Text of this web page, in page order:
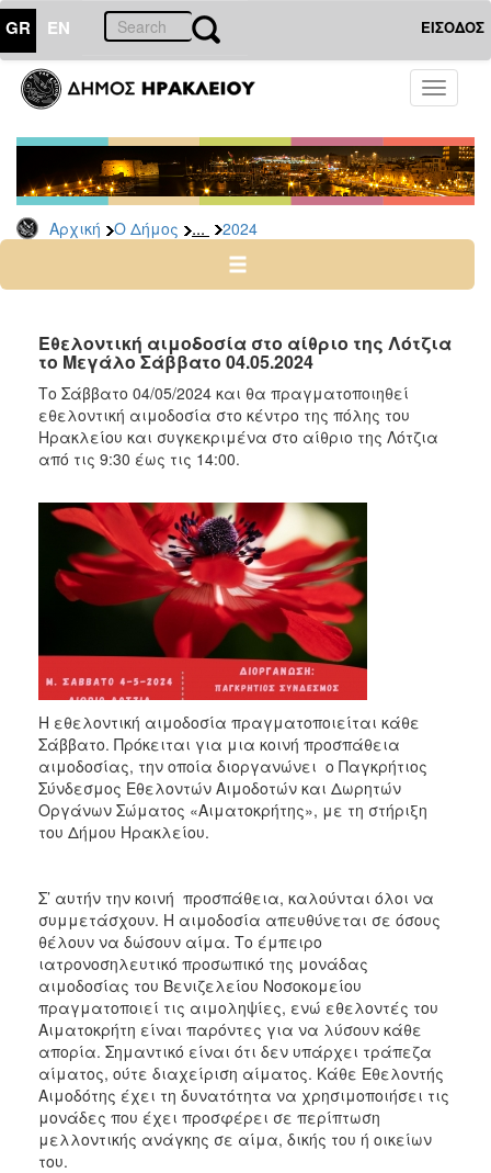
GR EN ΕΙΣΟΔΟΣ
Toggle
Αρχική Ο Δήμος ... 2024
ΔΗΜΟΣ
Δελτία
Τύπου
Αρχείο
2026
2024
2022
2021
2020
2019
2017
2016
2012
2011
2010
2006
ΠΟΛΙΤΙΣΜΟΣ
ΑΝΘΕΚΤΙΚΗ
ΠΟΛΗ
Εθελοντική αιμοδοσία στο αίθριο της Λότζια
το Μεγάλο Σάββατο 04.05.2024
Το Σάββατο 04/05/2024 και θα πραγματοποιηθεί
εθελοντική αιμοδοσία στο κέντρο της πόλης του
Ηρακλείου και συγκεκριμένα στο αίθριο της Λότζια
από τις 9:30 έως τις 14:00.
Η εθελοντική αιμοδοσία πραγματοποιείται κάθε
Σάββατο. Πρόκειται για μια κοινή προσπάθεια
αιμοδοσίας, την οποία διοργανώνει ο Παγκρήτιος
Σύνδεσμος Εθελοντών Αιμοδοτών και Δωρητών
Οργάνων Σώματος «Αιματοκρήτης», με τη στήριξη
του Δήμου Ηρακλείου.
Σ’ αυτήν την κοινή προσπάθεια, καλούνται όλοι να
συμμετάσχουν. Η αιμοδοσία απευθύνεται σε όσους
θέλουν να δώσουν αίμα. Το έμπειρο
ιατρονοσηλευτικό προσωπικό της μονάδας
αιμοδοσίας του Βενιζελείου Νοσοκομείου
πραγματοποιεί τις αιμοληψίες, ενώ εθελοντές του
Αιματοκρήτη είναι παρόντες για να λύσουν κάθε
απορία. Σημαντικό είναι ότι δεν υπάρχει τράπεζα
αίματος, ούτε διαχείριση αίματος. Κάθε Εθελοντής
Αιμοδότης έχει τη δυνατότητα να χρησιμοποιήσει τις
μονάδες που έχει προσφέρει σε περίπτωση
μελλοντικής ανάγκης σε αίμα, δικής του ή οικείων
του.